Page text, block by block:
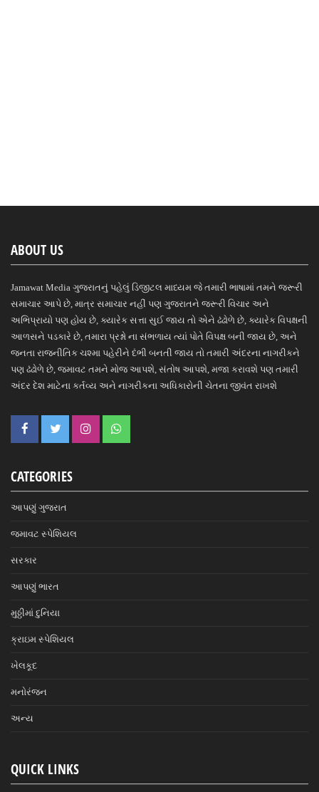
ABOUT US
Jamawat Media ગુજરાતનું પહેલું ડિજીટલ માધ્યમ જે તમારી ભાષામાં તમને જરૂરી
સમાચાર આપે છે, માત્ર સમાચાર નહીં પણ ગુજરાતને જરૂરી વિચાર અને
અભિપ્રાયો પણ હોય છે, ક્યારેક સત્તા સુઈ જાય તો એને ઢંઢોળે છે, ક્યારેક વિપક્ષની
આળસને પડકારે છે, તમારા પ્રશ્નો ના સંભળાય ત્યાં પોતે વિપક્ષ બની જાય છે, અને
જનતા રાજનીતિક ચશ્મા પહેરીને દંભી બનતી જાય તો તમારી અંદરના નાગરીકને
પણ ઢંઢોળે છે, જમાવટ તમને મોજ આપશે, સંતોષ આપશે, મજા કરાવશે પણ તમારી
અંદર દેશ માટેના કર્તવ્ય અને નાગરીકના અધિકારોની ચેતના જીવંત રાખશે
CATEGORIES
આપણું ગુજરાત
જમાવટ સ્પેશિયલ
સરકાર
આપણું ભારત
મુઠ્ઠીમાં દુનિયા
ક્રાઇમ સ્પેશિયલ
ખેલકૂદ
મનોરંજન
અન્ય
QUICK LINKS